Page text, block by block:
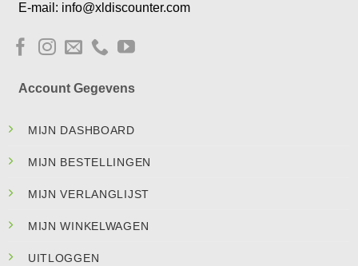
E-mail: info@xldiscounter.com
Account Gegevens
MIJN DASHBOARD
MIJN BESTELLINGEN
MIJN VERLANGLIJST
MIJN WINKELWAGEN
UITLOGGEN